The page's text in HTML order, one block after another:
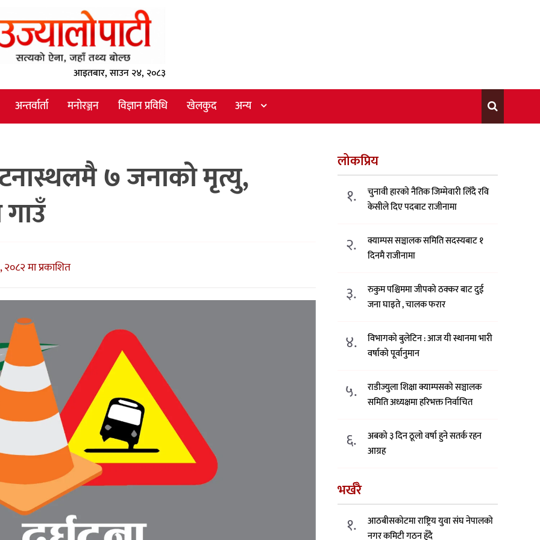
आइतबार, साउन २४, २०८३
अन्तर्वार्ता मनोरञ्जन विज्ञान प्रविधि खेलकुद अन्य
७ जनाको मृत्यु,
मा प्रकाशित
लोकप्रिय
१.
चुनावी हारको नैतिक जिम्मेवारी लिँदै रवि
केसीले दिए पदबाट राजीनामा
२.
क्याम्पस सञ्चालक समिति सदस्यबाट १
दिनमै राजीनामा
३.
रुकुम पश्चिममा जीपको ठक्कर बाट दुई
जना घाइते , चालक फरार
४.
विभागको बुलेटिन : आज यी स्थानमा भारी
वर्षाको पूर्वानुमान
५.
राडीज्युला शिक्षा क्याम्पसको सञ्चालक
समिति अध्यक्षमा हरिभक्त निर्वाचित
६.
अबको ३ दिन ठूलो वर्षा हुने सतर्क रहन
आग्रह
भर्खरै
१.
आठबीसकोटमा राष्ट्रिय युवा संघ नेपालको
नगर कमिटी गठन हुँदै